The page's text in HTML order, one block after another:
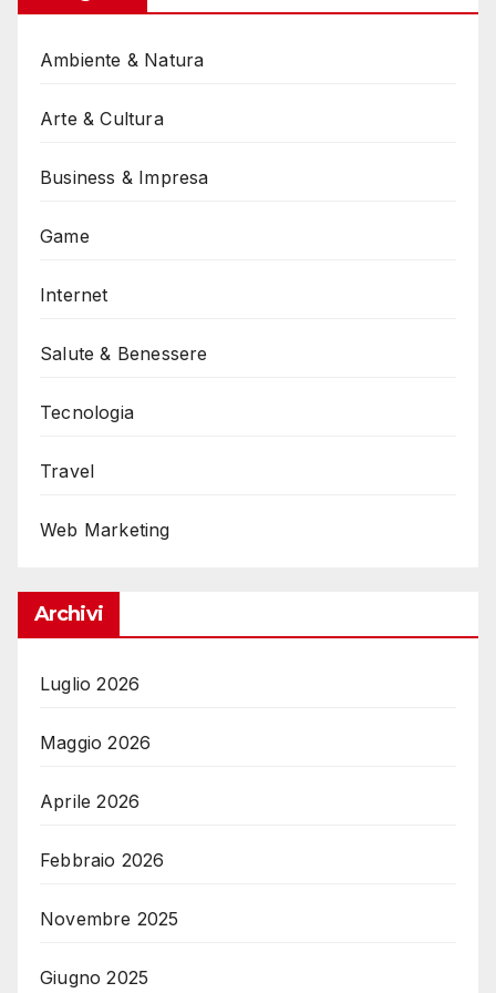
Ambiente & Natura
Arte & Cultura
Business & Impresa
Game
Internet
Salute & Benessere
Tecnologia
Travel
Web Marketing
Archivi
Luglio 2026
Maggio 2026
Aprile 2026
Febbraio 2026
Novembre 2025
Giugno 2025